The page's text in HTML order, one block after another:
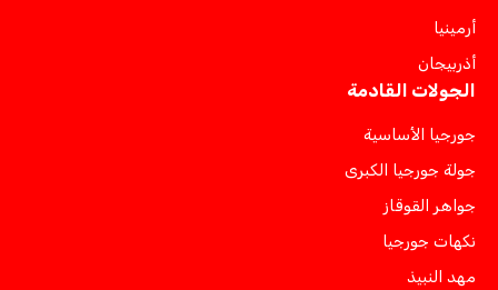
أرمينيا
أذربيجان
الجولات القادمة
جورجيا الأساسية
جولة جورجيا الكبرى
جواهر القوقاز
نكهات جورجيا
مهد النبيذ